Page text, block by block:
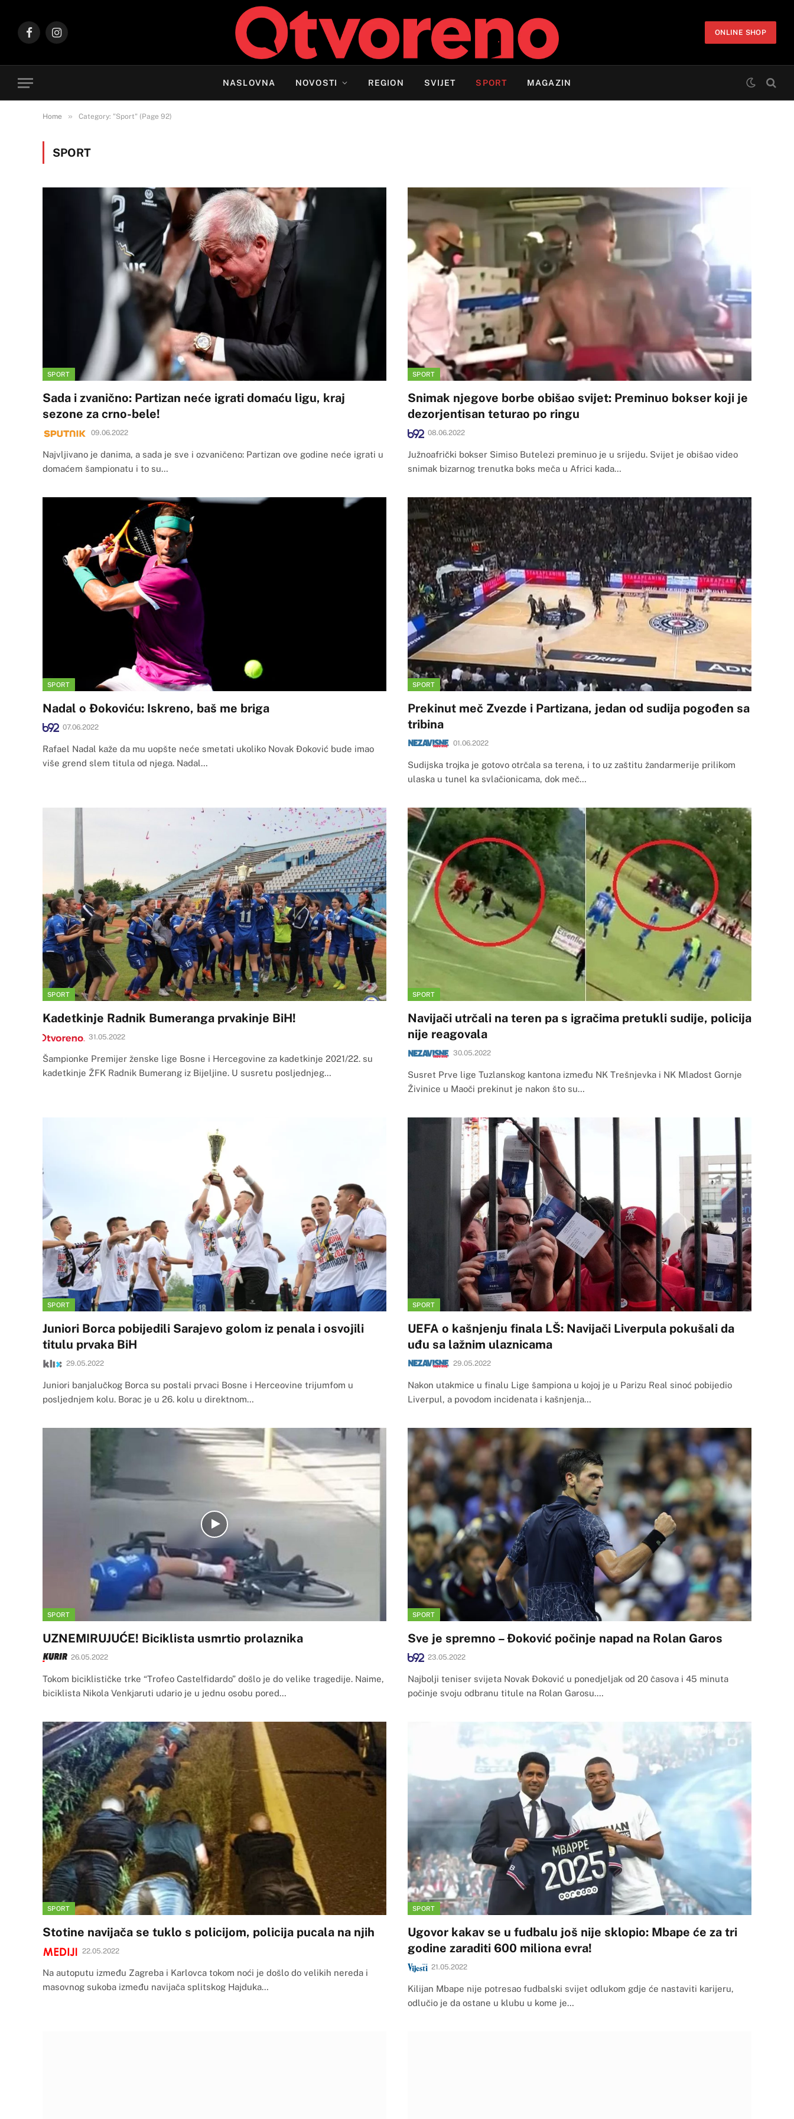
FacebookInstagram
ONLINE SHOP
NASLOVNA NOVOSTI REGION SVIJET SPORT MAGAZIN
Home » Category: "Sport" (Page 92)
SPORT
SPORT
Sada i zvanično: Partizan neće igrati domaću ligu, kraj
sezone za crno-bele!
09.06.2022
Najvljivano je danima, a sada je sve i ozvaničeno: Partizan ove godine neće igrati u
domaćem šampionatu i to su…
SPORT
Snimak njegove borbe obišao svijet: Preminuo bokser koji je
dezorjentisan teturao po ringu
08.06.2022
Južnoafrički bokser Simiso Butelezi preminuo je u srijedu. Svijet je obišao video
snimak bizarnog trenutka boks meča u Africi kada…
SPORT
Nadal o Đokoviću: Iskreno, baš me briga
07.06.2022
Rafael Nadal kaže da mu uopšte neće smetati ukoliko Novak Đoković bude imao
više grend slem titula od njega. Nadal…
SPORT
Prekinut meč Zvezde i Partizana, jedan od sudija pogođen sa
tribina
01.06.2022
Sudijska trojka je gotovo otrčala sa terena, i to uz zaštitu žandarmerije prilikom
ulaska u tunel ka svlačionicama, dok meč…
SPORT
Kadetkinje Radnik Bumeranga prvakinje BiH!
31.05.2022
Šampionke Premijer ženske lige Bosne i Hercegovine za kadetkinje 2021/22. su
kadetkinje ŽFK Radnik Bumerang iz Bijeljine. U susretu posljednjeg…
SPORT
Navijači utrčali na teren pa s igračima pretukli sudije, policija
nije reagovala
30.05.2022
Susret Prve lige Tuzlanskog kantona između NK Trešnjevka i NK Mladost Gornje
Živinice u Maoči prekinut je nakon što su…
SPORT
Juniori Borca pobijedili Sarajevo golom iz penala i osvojili
titulu prvaka BiH
29.05.2022
Juniori banjalučkog Borca su postali prvaci Bosne i Herceovine trijumfom u
posljednjem kolu. Borac je u 26. kolu u direktnom…
SPORT
UEFA o kašnjenju finala LŠ: Navijači Liverpula pokušali da
uđu sa lažnim ulaznicama
29.05.2022
Nakon utakmice u finalu Lige šampiona u kojoj je u Parizu Real sinoć pobijedio
Liverpul, a povodom incidenata i kašnjenja…
SPORT
UZNEMIRUJUĆE! Biciklista usmrtio prolaznika
26.05.2022
Tokom biciklističke trke “Trofeo Castelfidardo” došlo je do velike tragedije. Naime,
biciklista Nikola Venkjaruti udario je u jednu osobu pored…
SPORT
Sve je spremno – Đoković počinje napad na Rolan Garos
23.05.2022
Najbolji teniser svijeta Novak Đoković u ponedjeljak od 20 časova i 45 minuta
počinje svoju odbranu titule na Rolan Garosu.…
SPORT
Stotine navijača se tuklo s policijom, policija pucala na njih
22.05.2022
Na autoputu između Zagreba i Karlovca tokom noći je došlo do velikih nereda i
masovnog sukoba između navijača splitskog Hajduka…
SPORT
Ugovor kakav se u fudbalu još nije sklopio: Mbape će za tri
godine zaraditi 600 miliona evra!
21.05.2022
Kilijan Mbape nije potresao fudbalski svijet odlukom gdje će nastaviti karijeru,
odlučio je da ostane u klubu u kome je…